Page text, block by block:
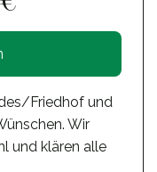
Friedhof und
Wir
und klären alle